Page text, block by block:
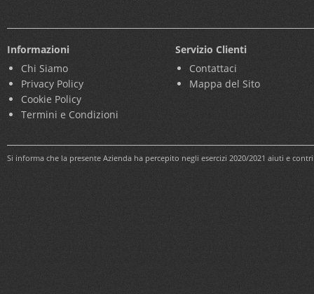
Informazioni
Chi Siamo
Privacy Policy
Cookie Policy
Termini e Condizioni
Servizio Clienti
Contattaci
Mappa del Sito
Si informa che la presente Azienda ha percepito negli esercizi 2020/2021 aiuti e